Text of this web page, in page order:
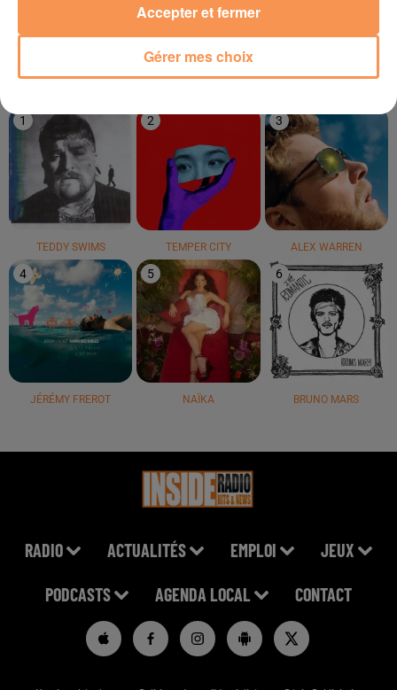
Blinding Lights
1
TEDDY SWIMS
2
TEMPER CITY
3
ALEX WARREN
4
JÉRÉMY FREROT
5
NAÏKA
6
BRUNO MARS
RADIO ACTUALITÉS EMPLOI JEUX
PODCASTS AGENDA LOCAL CONTACT
Gérer mes choix
Accepter et fermer